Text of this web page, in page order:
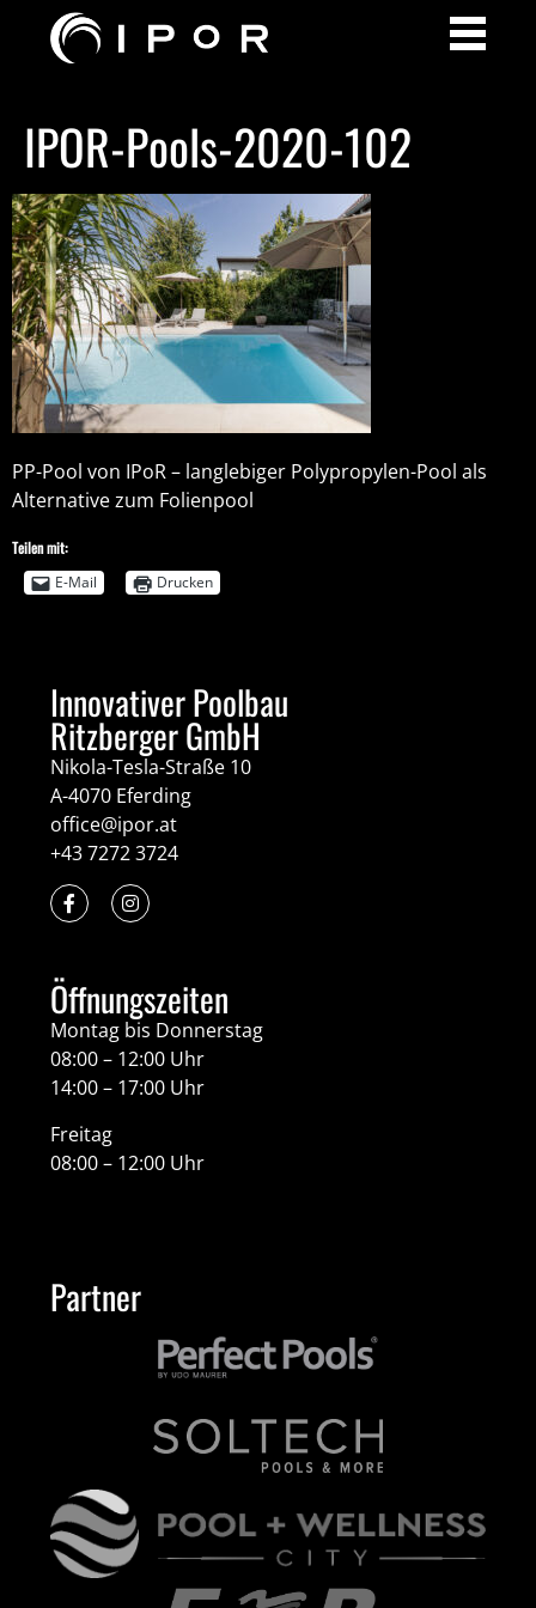
IPOR-Pools-2020-102
PP-Pool von IPoR – langlebiger Polypropylen-Pool als
Alternative zum Folienpool
Teilen mit:
E-Mail
Drucken
Innovativer Poolbau
Ritzberger GmbH
Nikola-Tesla-Straße 10
A-4070 Eferding
office@ipor.at
+43 7272 3724
Öffnungszeiten
Montag bis Donnerstag
08:00 – 12:00 Uhr
14:00 – 17:00 Uhr
Freitag
08:00 – 12:00 Uhr
Partner